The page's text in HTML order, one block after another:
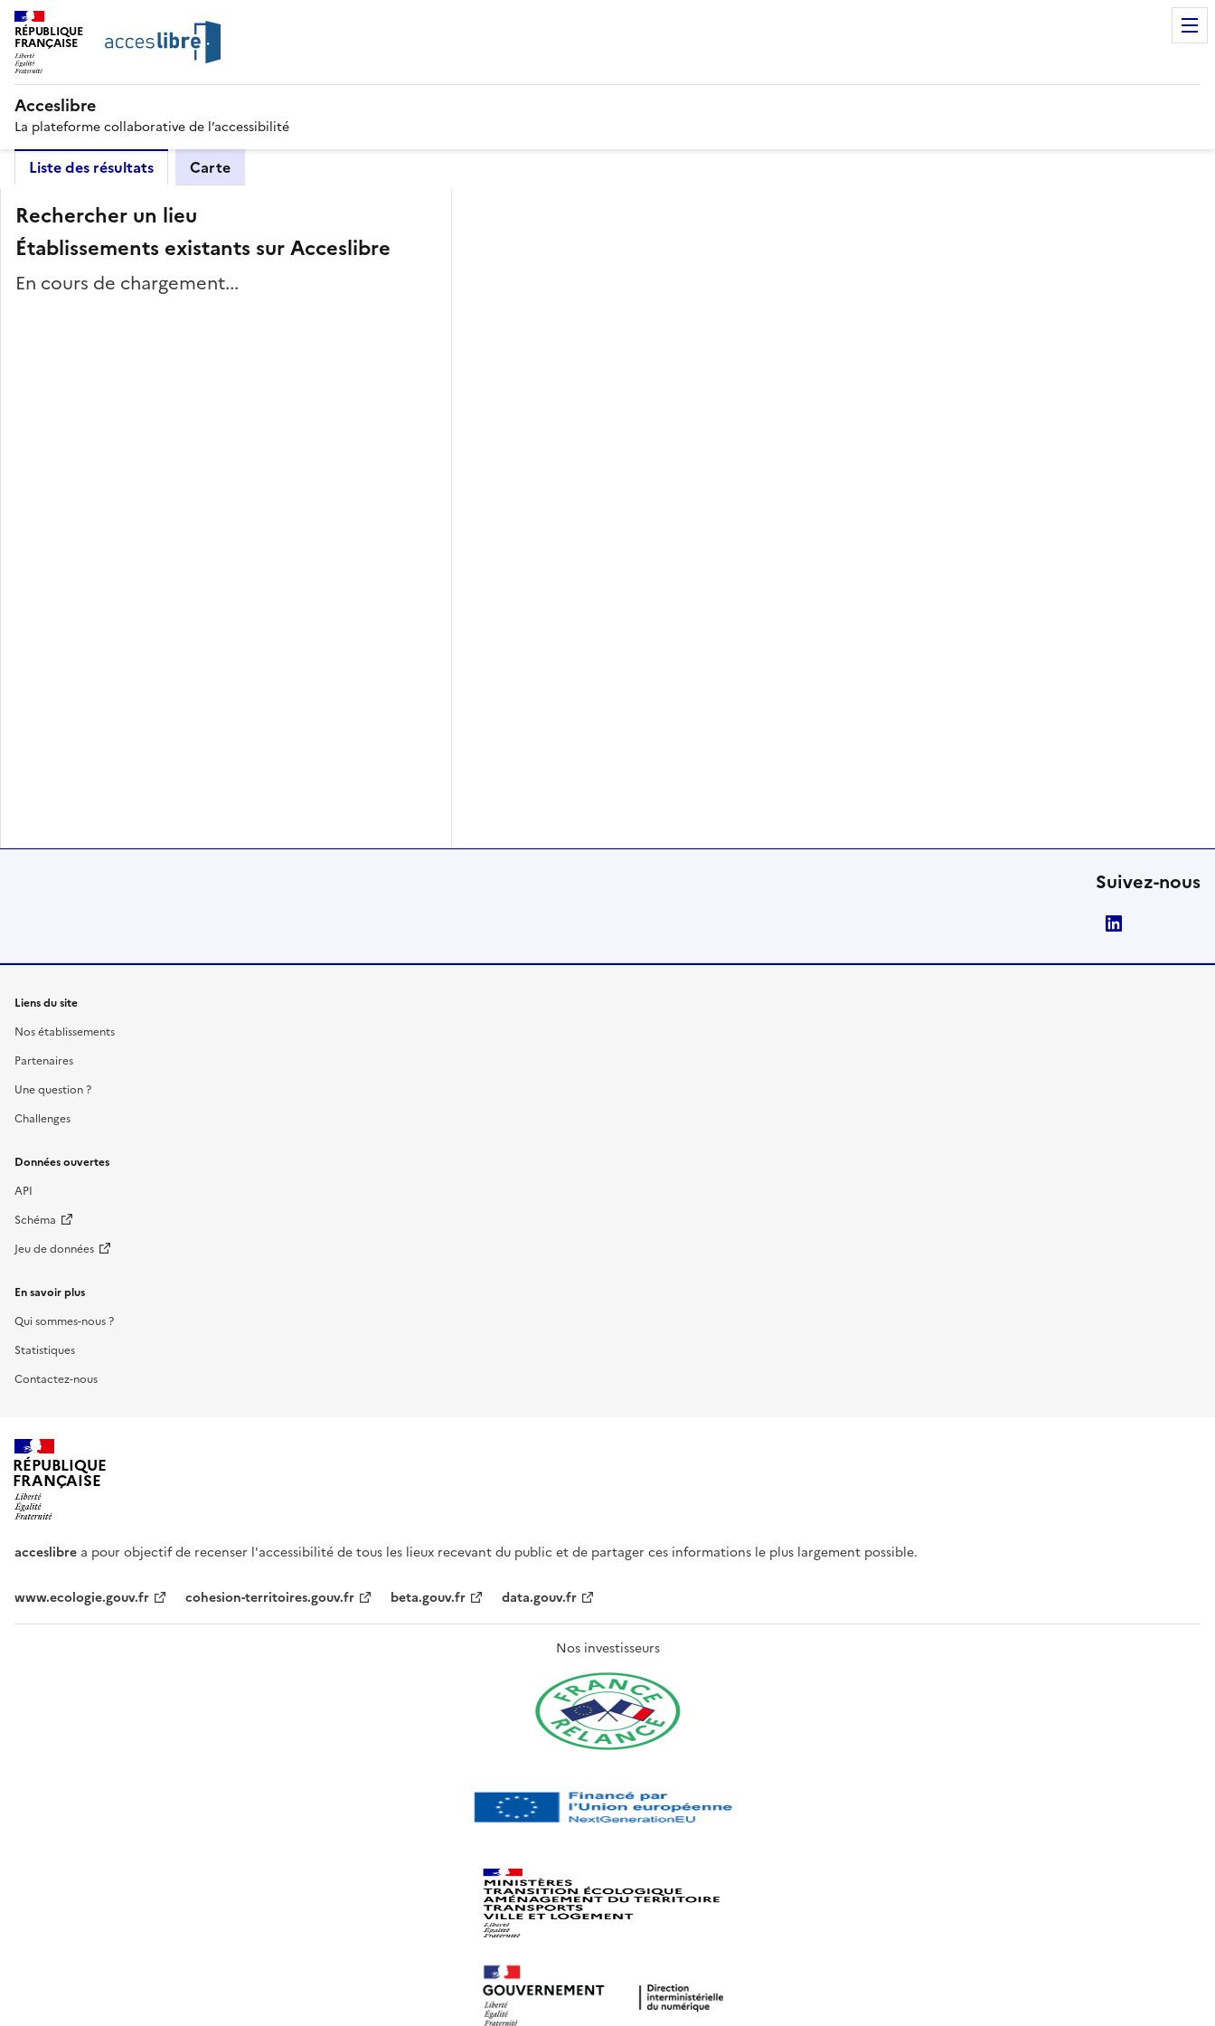
RÉPUBLIQUE
FRANÇAISE
Acceslibre
La plateforme collaborative de l’accessibilité
Liste des résultats Carte
Rechercher un lieu
Établissements existants sur Acceslibre
En cours de chargement...
Suivez-nous
Liens du site
Nos établissements
Partenaires
Une question ?
Challenges
Données ouvertes
API
Schéma
Jeu de données
En savoir plus
Qui sommes-nous ?
Statistiques
Contactez-nous
RÉPUBLIQUE
FRANÇAISE
acceslibre a pour objectif de recenser l'accessibilité de tous les lieux recevant du public et de partager ces informations le plus largement possible.
www.ecologie.gouv.fr cohesion-territoires.gouv.fr beta.gouv.fr data.gouv.fr
Nos investisseurs